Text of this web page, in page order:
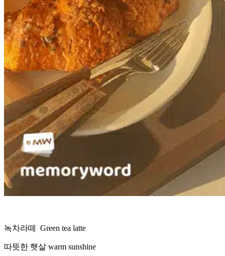
녹차라떼 Green tea latte
따뜻한 햇살 warm sunshine